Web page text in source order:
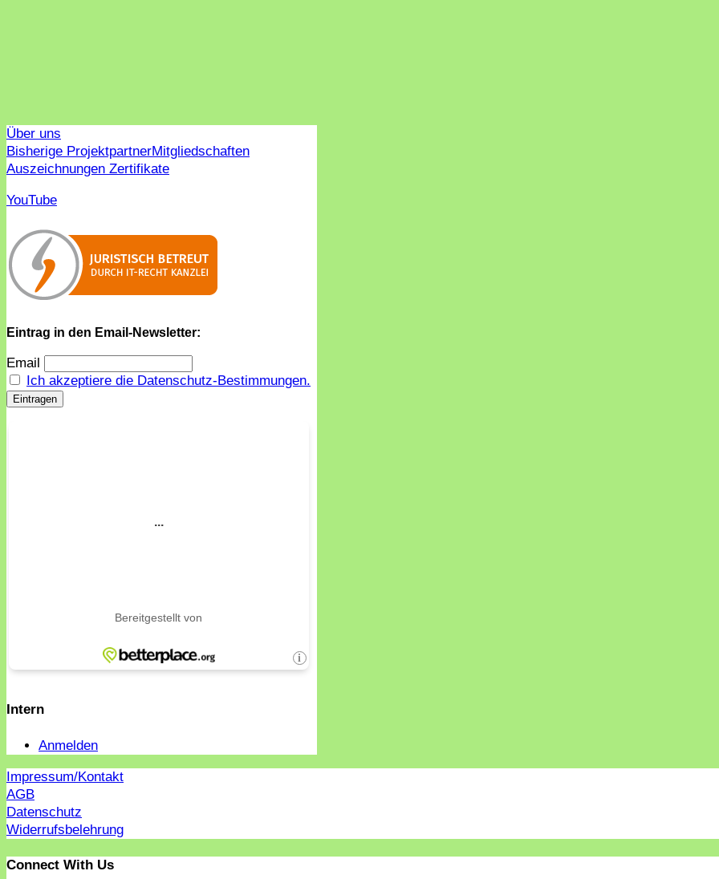
Über uns
Bisherige ProjektpartnerMitgliedschaften
Auszeichnungen Zertifikate
YouTube
Eintrag in den Email-Newsletter:
Email
Ich akzeptiere die Datenschutz-Bestimmungen.
Intern
Anmelden
Impressum/Kontakt
AGB
Datenschutz
Widerrufsbelehrung
Connect With Us